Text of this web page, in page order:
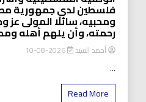
فلسطين لدى جمهورية مصر
ومحبيه، سائلًا المولى
رحمته، وأن يلهم أهله
أحمد السيد 2026-08-10
...
Read More